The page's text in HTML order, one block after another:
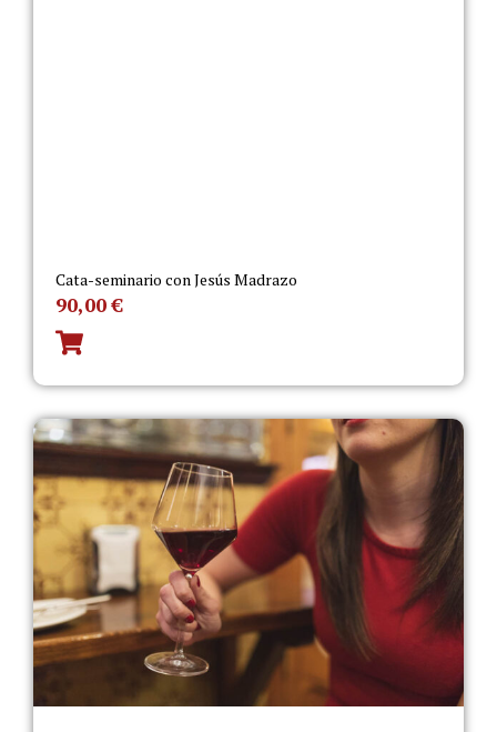
Cata-seminario con Jesús Madrazo
90,00€